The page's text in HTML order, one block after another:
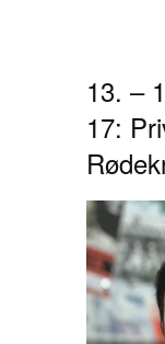
13. –
17: